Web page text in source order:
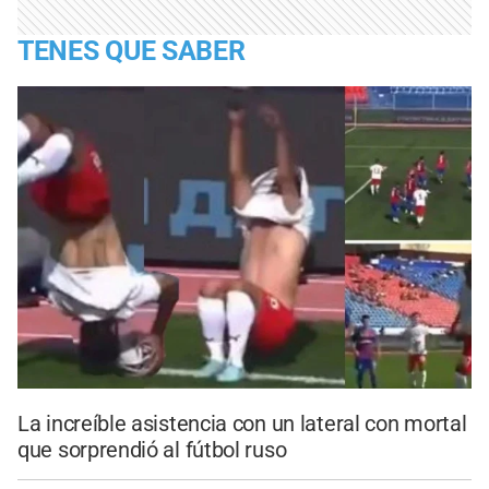
TENES QUE SABER
La increíble asistencia con un lateral con mortal
que sorprendió al fútbol ruso